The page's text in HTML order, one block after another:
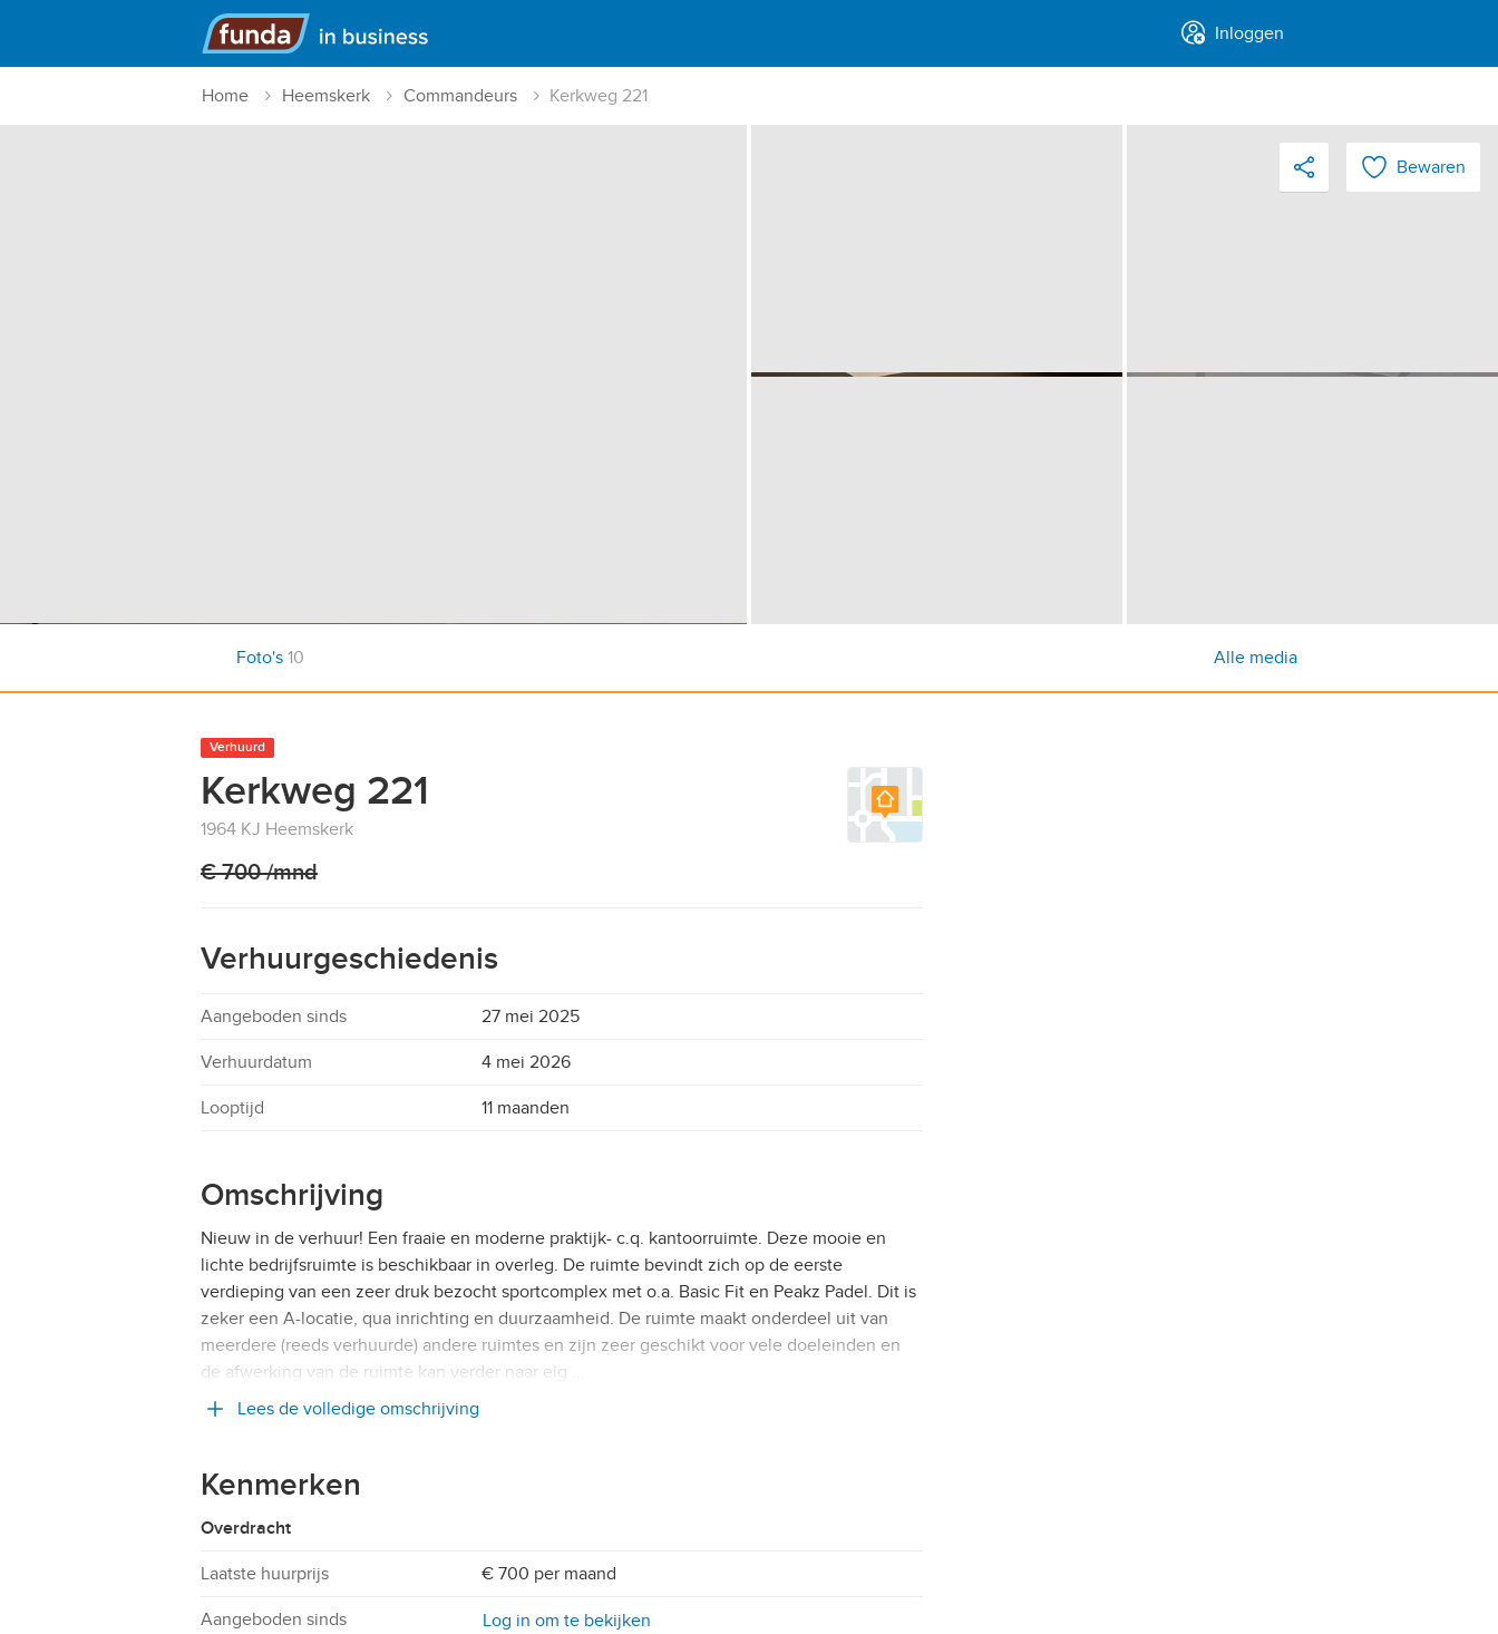
Hoofdmenu
Inloggen
Home Heemskerk Commandeurs Kerkweg 221
Bewaren
Foto's 10 Alle media
Verhuurd
Kerkweg 221
1964 KJ Heemskerk
€ 700 /mnd
Verhuurgeschiedenis
Aangeboden sinds 27 mei 2025
Verhuurdatum 4 mei 2026
Looptijd 11 maanden
Omschrijving
Nieuw in de verhuur! Een fraaie en moderne praktijk- c.q. kantoorruimte. Deze mooie en
lichte bedrijfsruimte is beschikbaar in overleg. De ruimte bevindt zich op de eerste
verdieping van een zeer druk bezocht sportcomplex met o.a. Basic Fit en Peakz Padel. Dit is
zeker een A-locatie, qua inrichting en duurzaamheid. De ruimte maakt onderdeel uit van
meerdere (reeds verhuurde) andere ruimtes en zijn zeer geschikt voor vele doeleinden en
de afwerking van de ruimte kan verder naar eig …
Lees de volledige omschrijving
Kenmerken
Overdracht
Laatste huurprijs € 700 per maand
Aangeboden sinds Log in om te bekijken